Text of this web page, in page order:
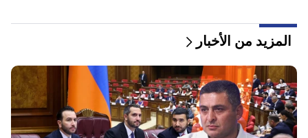
وموسكو خلال الأيام العشرة المقبلة
سيتم تغريم المؤثرين بمبلغ 5000 دولار بسبب الإعلانات
السياسية
20:38
من أنت لتنادي الكاثوليكوس باسم البركة؟ أمليان (فيديو)
المزيد من الأخبار